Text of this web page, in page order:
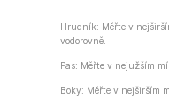
Hrudník: Měřte v
vodorovně.
Pas: Měřte v nejužším
Boky: Měřte v nejširším